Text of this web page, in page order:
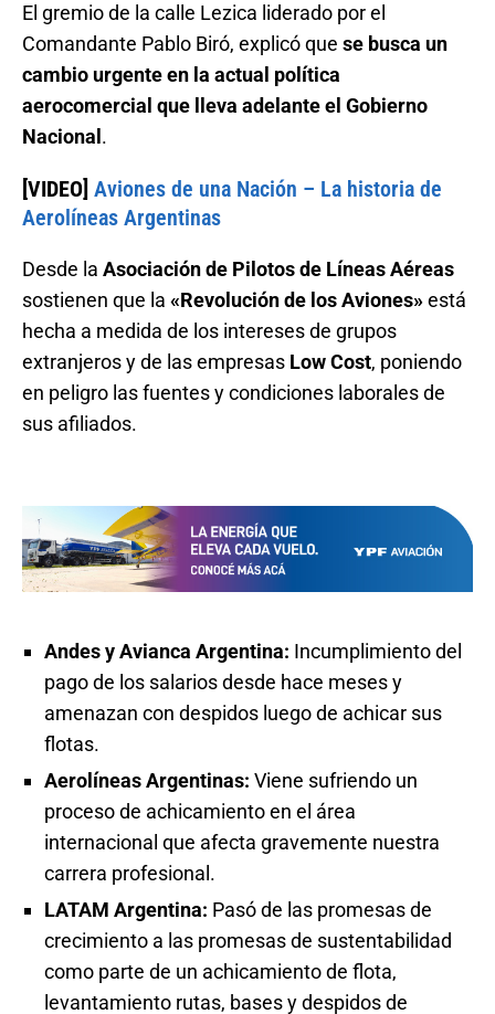
El gremio de la calle Lezica liderado por el
Comandante Pablo Biró, explicó que se busca un
cambio urgente en la actual política
aerocomercial que lleva adelante el Gobierno
Nacional .
[VIDEO] Aviones de una Nación – La historia de
Aerolíneas Argentinas
Desde la Asociación de Pilotos de Líneas Aéreas
sostienen que la «Revolución de los Aviones»está
hecha a medida de los intereses de grupos
extranjeros y de las empresas Low Cost, poniendo
en peligro las fuentes y condiciones laborales de
sus afiliados.
Andes y Avianca Argentina: Incumplimiento del
pago de los salarios desde hace meses y
amenazan con despidos luego de achicar sus
flotas.
Aerolíneas Argentinas: Viene sufriendo un
proceso de achicamiento en el área
internacional que afecta gravemente nuestra
carrera profesional.
LATAM Argentina: Pasó de las promesas de
crecimiento a las promesas de sustentabilidad
como parte de un achicamiento de flota,
levantamiento rutas, bases y despidos de